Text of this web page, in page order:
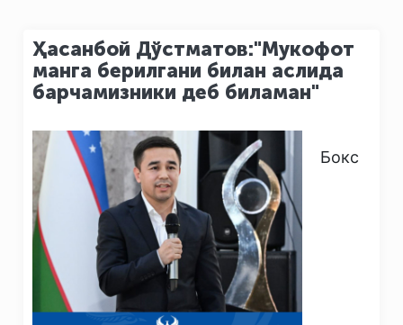
Ҳасанбой Дўстматов:"Мукофот
манга берилгани билан аслида
барчамизники деб биламан"
Бокс